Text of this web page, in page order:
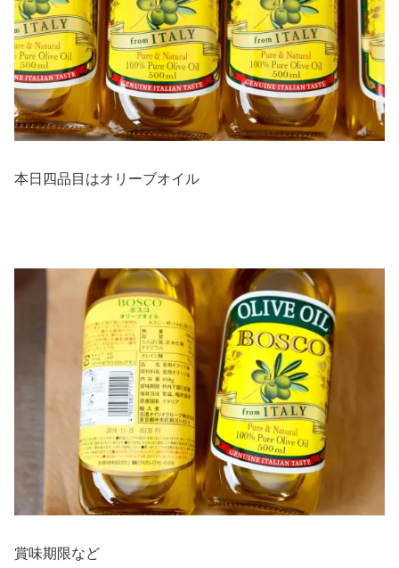
本日四品目はオリーブオイル
賞味期限など